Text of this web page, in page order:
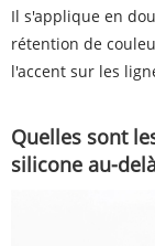
Il s'applique en
rétention de
l'accent sur les
Quelles sont
silicone au-